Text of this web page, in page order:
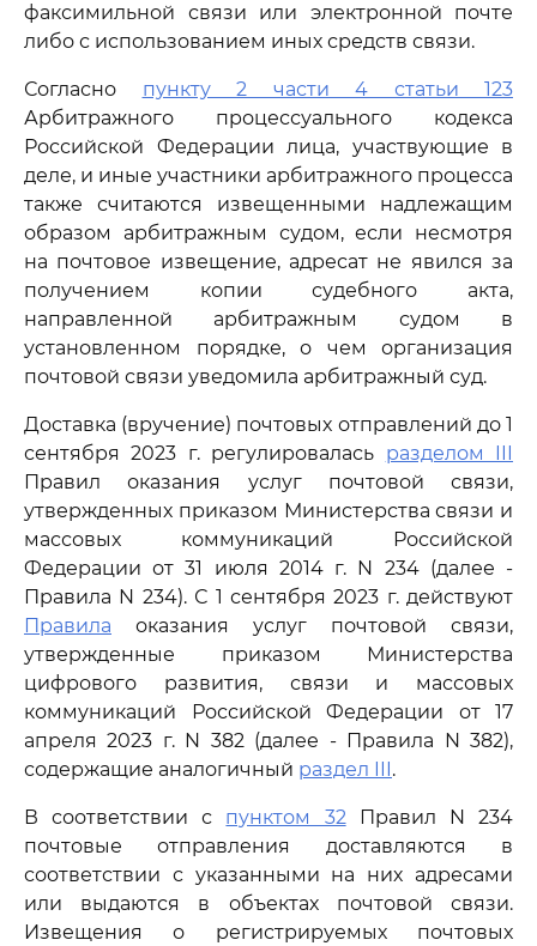
факсимильной связи или электронной почте
либо с использованием иных средств связи.
Согласно пункту 2 части 4 статьи 123
Арбитражного процессуального кодекса
Российской Федерации лица, участвующие в
деле, и иные участники арбитражного процесса
также считаются извещенными надлежащим
образом арбитражным судом, если несмотря
на почтовое извещение, адресат не явился за
получением копии судебного акта,
направленной арбитражным судом в
установленном порядке, о чем организация
почтовой связи уведомила арбитражный суд.
Доставка (вручение) почтовых отправлений до 1
сентября 2023 г. регулировалась разделом III
Правил оказания услуг почтовой связи,
утвержденных приказом Министерства связи и
массовых коммуникаций Российской
Федерации от 31 июля 2014 г. N 234 (далее -
Правила N 234). С 1 сентября 2023 г. действуют
Правила оказания услуг почтовой связи,
утвержденные приказом Министерства
цифрового развития, связи и массовых
коммуникаций Российской Федерации от 17
апреля 2023 г. N 382 (далее - Правила N 382),
содержащие аналогичный раздел III.
В соответствии с пунктом 32Правил N 234
почтовые отправления доставляются в
соответствии с указанными на них адресами
или выдаются в объектах почтовой связи.
Извещения о регистрируемых почтовых